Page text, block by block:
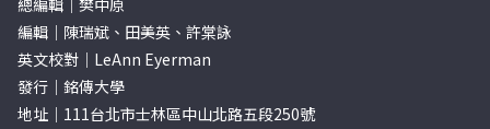
總編輯｜樊中原
編輯｜陳瑞斌、田美英、許棠詠
英文校對｜LeAnn Eyerman
發行｜銘傳大學
地址｜111台北市士林區中山北路五段250號